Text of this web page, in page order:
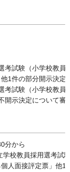
考試験（小学校教員
1件の部分開示決定
考試験（小学校教員
開示決定について審
分から
校教員採用選考試
人面接評定票」他1